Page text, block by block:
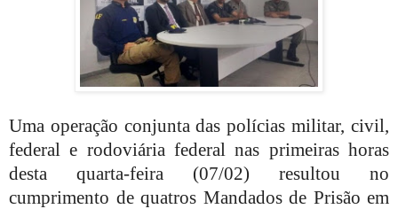
Uma operação conjunta das polícias militar, civil,
federal e rodoviária federal nas primeiras horas
desta quarta-feira (07/02) resultou no
cumprimento de quatros Mandados de Prisão em